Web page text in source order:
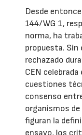
Desde
144/WG 1,
norma, ha
propuesta. Sin
rechazado
CEN
cuestiones
consenso
organismos
figuran la
ensayo, los